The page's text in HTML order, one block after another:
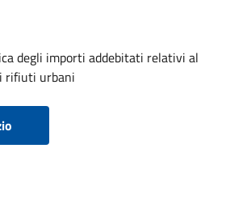
degli importi addebitati relativi al
rifiuti urbani